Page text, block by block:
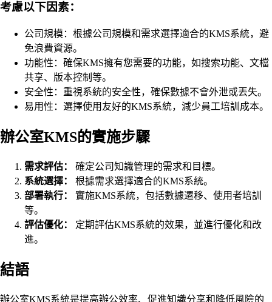
考慮以下因素：
公司規模：根據公司規模和需求選擇適合的KMS系統，避
免浪費資源。
功能性：確保KMS擁有您需要的功能，如搜索功能、文檔
共享、版本控制等。
安全性：重視系統的安全性，確保數據不會外泄或丟失。
易用性：選擇使用友好的KMS系統，減少員工培訓成本。
辦公室KMS的實施步驟
需求評估：
確定公司知識管理的需求和目標。
系統選擇：
根據需求選擇適合的KMS系統。
部署執行：
實施KMS系統，包括數據遷移、使用者培訓
等。
評估優化：
定期評估KMS系統的效果，並進行優化和改
進。
結語
辦公室KMS系統是提高辦公效率、促進知識分享和降低風險的